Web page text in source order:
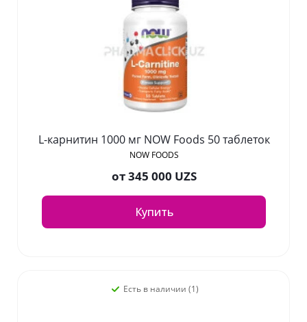
L-карнитин 1000 мг NOW Foods 50 таблеток
NOW FOODS
от345 000 UZS
Купить
Есть в наличии (1)